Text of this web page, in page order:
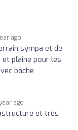
ago
sympa et de
et plaine pour les
bâche
ago
et très